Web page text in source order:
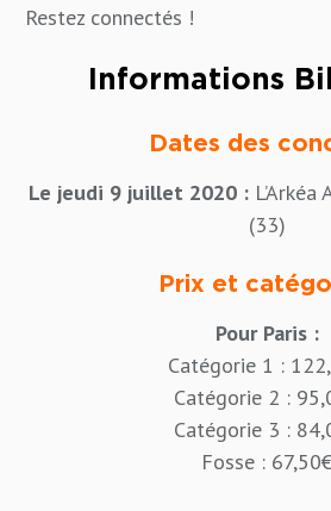
Restez connectés !
Informations
Dates des
Le jeudi 9 juillet 2020 :
(33)
Prix et
Pour Paris :
Catégorie 1 :
Catégorie 2 :
Catégorie 3 :
Fosse : 67,50€